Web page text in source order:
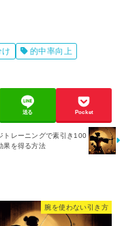
け
的中率向上
送る Pocket
トレーニングで素引き100
果を得る方法
腕を使わない引き方